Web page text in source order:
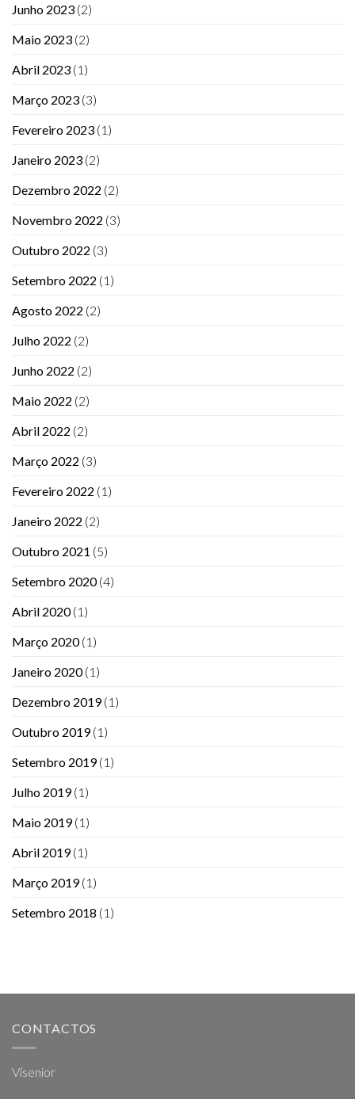
Junho 2023 (2)
Maio 2023 (2)
Abril 2023 (1)
Março 2023 (3)
Fevereiro 2023 (1)
Janeiro 2023 (2)
Dezembro 2022 (2)
Novembro 2022 (3)
Outubro 2022 (3)
Setembro 2022 (1)
Agosto 2022 (2)
Julho 2022 (2)
Junho 2022 (2)
Maio 2022 (2)
Abril 2022 (2)
Março 2022 (3)
Fevereiro 2022 (1)
Janeiro 2022 (2)
Outubro 2021 (5)
Setembro 2020(4)
Abril 2020(1)
Março 2020(1)
Janeiro 2020(1)
Dezembro 2019(1)
Outubro 2019(1)
Setembro 2019(1)
Julho 2019(1)
Maio 2019(1)
Abril 2019(1)
Março 2019(1)
Setembro 2018 (1)
CONTACTOS
Visenior